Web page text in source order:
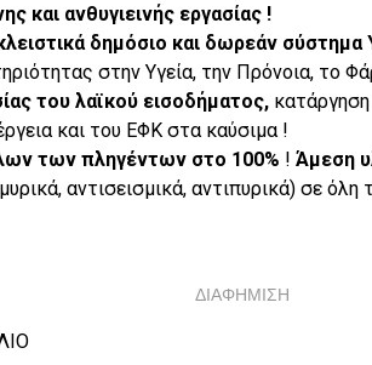
και ανθυγιεινής εργασίας !
δημόσιο και δωρεάν σύστημα
στην Υγεία, την Πρόνοια, το
του λαϊκού εισοδήματος,κατάργηση
και του ΕΦΚ στα καύσιμα !
των πληγέντων στο 100% ! Άμεση
αντισεισμικά, αντιπυρικά) σε
ΔΙΑΦΗΜΙΣΗ